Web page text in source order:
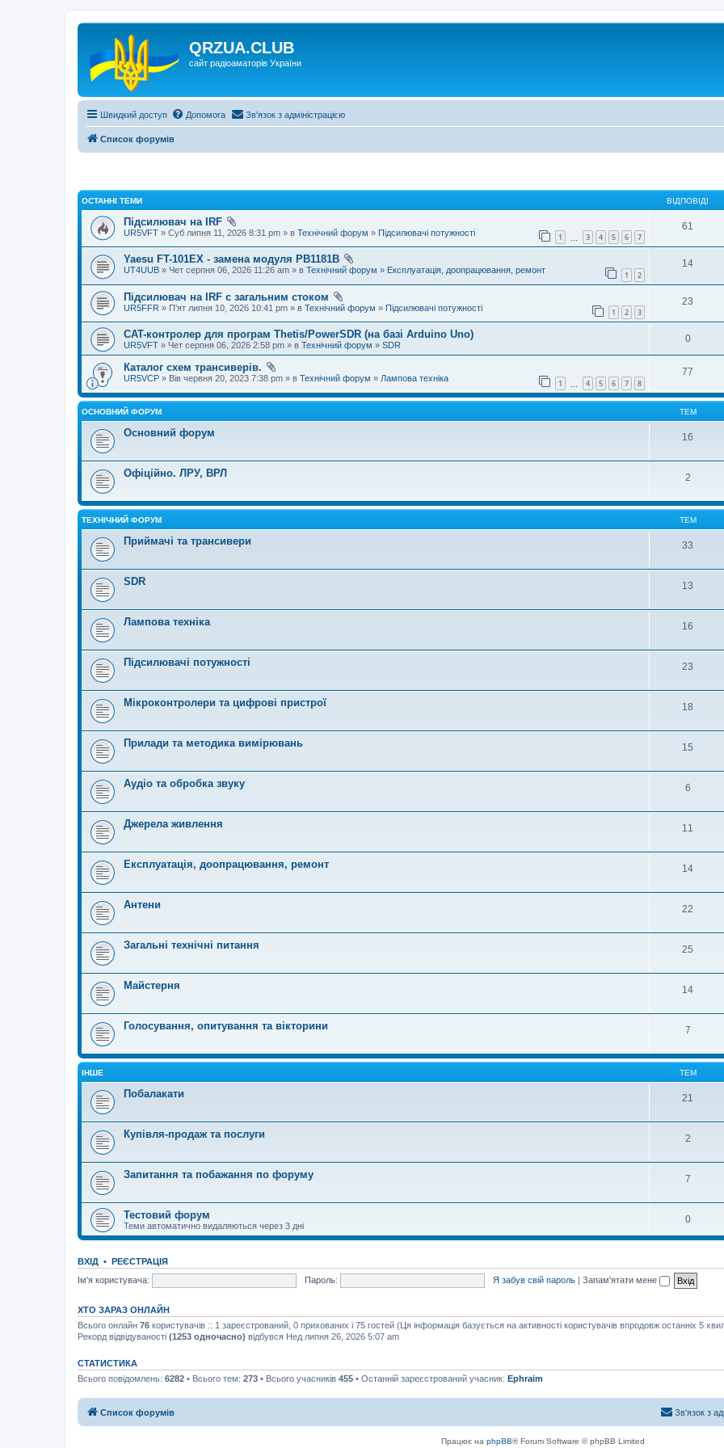
QRZUA.CLUB
сайт радіоаматорів України
Швидкий доступ Допомога Зв'язок з адміністрацією
Список форумів
ОСТАННІ ТЕМИ ВІДПОВІДІ
Підсилювач на IRF
1 3 4 5 6 7
UR5VFT » Суб липня 11, 2026 8:31 pm » в Технічний форум » Підсилювачі потужності
61
Yaesu FT-101EX - замена модуля PB1181B
1 2
UT4UUB » Чет серпня 06, 2026 11:26 am » в Технічний форум » Експлуатація, доопрацювання, ремонт
14
Підсилювач на IRF с загальним стоком
1 2 3
UR5FFR » П'ят липня 10, 2026 10:41 pm » в Технічний форум » Підсилювачі потужності
23
CAT-контролер для програм Thetis/PowerSDR (на базі Arduino Uno)
UR5VFT » Чет серпня 06, 2026 2:58 pm » в Технічний форум » SDR
0
Каталог схем трансиверів.
1 4 5 6 7 8
UR5VCP » Вів червня 20, 2023 7:38 pm » в Технічний форум » Лампова техніка
77
ОСНОВНИЙ ФОРУМ ТЕМ
Основний форум 16
Офіційно. ЛРУ, ВРЛ 2
ТЕХНІЧНИЙ ФОРУМ ТЕМ
Приймачі та трансивери 33
SDR 13
Лампова техніка 16
Підсилювачі потужності 23
Мікроконтролери та цифрові пристрої 18
Прилади та методика вимірювань 15
Аудіо та обробка звуку 6
Джерела живлення 11
Експлуатація, доопрацювання, ремонт 14
Антени 22
Загальні технічні питання 25
Майстерня 14
Голосування, опитування та вікторини 7
ІНШЕ ТЕМ
Побалакати 21
Купівля-продаж та послуги 2
Запитання та побажання по форуму 7
Тестовий форум
Теми автоматично видаляються через 3 дні
0
ВХІД • РЕЄСТРАЦІЯ
Ім'я користувача:
Пароль: Я забув свій пароль | Запам'ятати мене
ХТО ЗАРАЗ ОНЛАЙН
Всього онлайн 76 користувачів :: 1 зареєстрований, 0 прихованих і 75 гостей (Ця інформація базується на активності користувачів впродовж останніх 5
Рекорд відвідуваності (1253 одночасно) відбувся Нед липня 26, 2026 5:07 am
СТАТИСТИКА
Всього повідомлень: 6282 • Всього тем: 273 • Всього учасників 455 • Останній зареєстрований учасник: Ephraim
Список форумів Зв'язок з
Працює на phpBB® Forum Software © phpBB Limited